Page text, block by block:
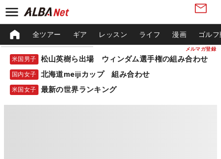
メルマガ登録
全ツアー ギア レッスン ライフ 漫画 ゴル
米国男子 松山英樹ら出場 ウィンダム選手権の組み合わせ
国内女子 北海道meijiカップ 組み合わせ
米国女子 最新の世界ランキング